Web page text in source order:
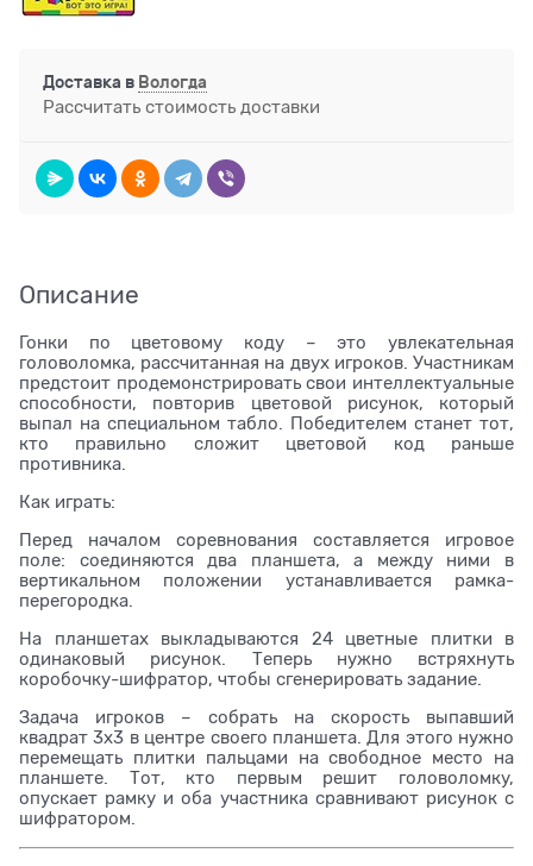
Доставка в Вологда
Рассчитать стоимость доставки
Описание
Гонки по цветовому коду – это увлекательная
головоломка, рассчитанная на двух игроков. Участникам
предстоит продемонстрировать свои интеллектуальные
способности, повторив цветовой рисунок, который
выпал на специальном табло. Победителем станет тот,
кто правильно сложит цветовой код раньше
противника.
Как играть:
Перед началом соревнования составляется игровое
поле: соединяются два планшета, а между ними в
вертикальном положении устанавливается рамка-
перегородка.
На планшетах выкладываются 24 цветные плитки в
одинаковый рисунок. Теперь нужно встряхнуть
коробочку-шифратор, чтобы сгенерировать задание.
Задача игроков – собрать на скорость выпавший
квадрат 3х3 в центре своего планшета. Для этого нужно
перемещать плитки пальцами на свободное место на
планшете. Тот, кто первым решит головоломку,
опускает рамку и оба участника сравнивают рисунок с
шифратором.